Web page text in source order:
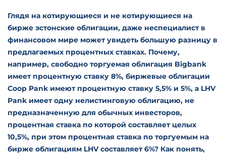
Глядя на котирующиеся и не котирующиеся на
бирже эстонские облигации, даже неспециалист в
финансовом мире может увидеть большую разницу в
предлагаемых процентных ставках. Почему,
например, свободно торгуемая облигация Bigbank
имеет процентную ставку 8%, биржевые облигации
Coop Pank имеют процентную ставку 5,5% и 5%, а LHV
Pank имеет одну нелистинговую облигацию, не
предназначенную для обычных инвесторов,
процентная ставка по которой составляет целых
10,5%, при этом процентная ставка по торгуемым на
бирже облигациям LHV составляет 6%? Как понять,